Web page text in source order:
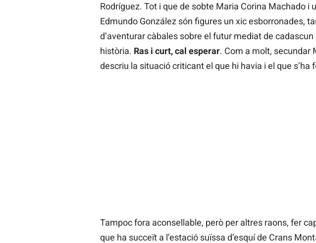
Rodríguez. Tot i que de sobte Maria Corina Machado i
Edmundo González són figures un xic esborronades,
d’aventurar càbales sobre el futur mediat de cadascun
història. Ras i curt, cal esperar. Com a molt, secundar
descriu la situació criticant el que hi havia i el que s’ha
Tampoc fora aconsellable, però per altres raons, fer
que ha succeït a l’estació suïssa d’esquí de Crans